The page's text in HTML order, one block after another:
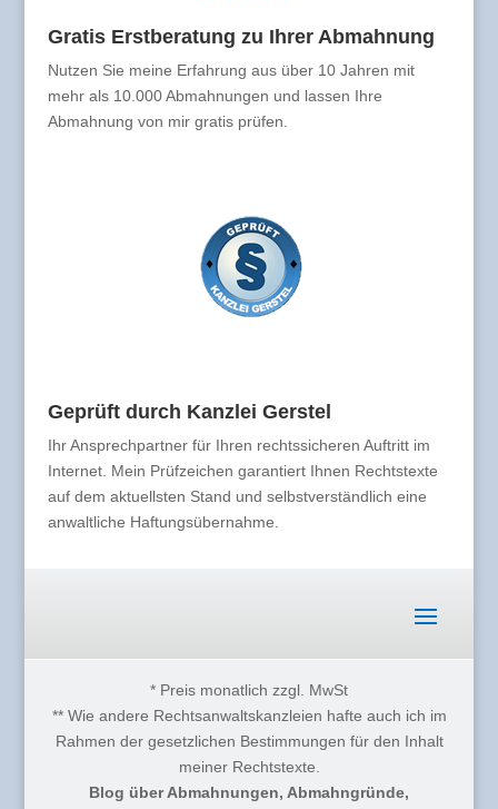
Gratis Erstberatung zu Ihrer Abmahnung
Nutzen Sie meine Erfahrung aus über 10 Jahren mit
mehr als 10.000 Abmahnungen und lassen Ihre
Abmahnung von mir gratis prüfen.
Geprüft durch Kanzlei Gerstel
Ihr Ansprechpartner für Ihren rechtssicheren Auftritt im
Internet. Mein Prüfzeichen garantiert Ihnen Rechtstexte
auf dem aktuellsten Stand und selbstverständlich eine
anwaltliche Haftungsübernahme.
* Preis monatlich zzgl. MwSt
** Wie andere Rechtsanwaltskanzleien hafte auch ich im
Rahmen der gesetzlichen Bestimmungen für den Inhalt
meiner Rechtstexte.
Blog über Abmahnungen, Abmahngründe,